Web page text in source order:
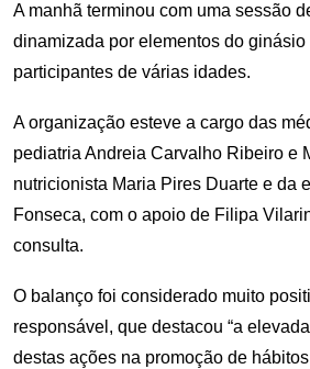
A manhã terminou com uma sessão
dinamizada por elementos do
participantes de várias idades.
A organização esteve a cargo das
pediatria Andreia Carvalho Ribeiro e
nutricionista Maria Pires Duarte e da
Fonseca, com o apoio de Filipa
consulta.
O balanço foi considerado muito
responsável, que destacou “a
destas ações na promoção de